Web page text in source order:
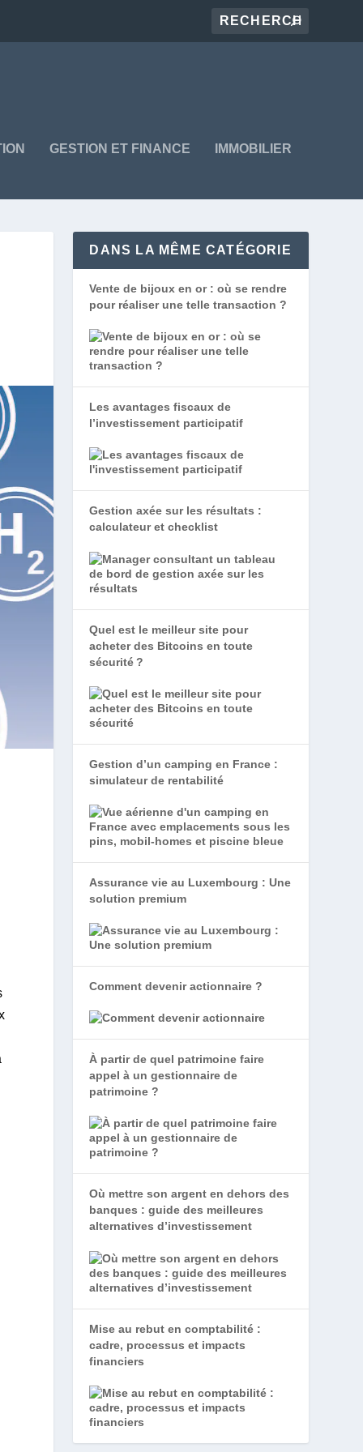
GESTION ET FINANCE IMMOBILIER
DANS LA MÊME CATÉGORIE
Vente de bijoux en or : où se rendre
pour réaliser une telle transaction ?
Les avantages fiscaux de
l’investissement participatif
Gestion axée sur les résultats :
calculateur et checklist
Quel est le meilleur site pour
acheter des Bitcoins en toute
sécurité ?
Gestion d’un camping en France :
simulateur de rentabilité
Assurance vie au Luxembourg : Une
solution premium
Comment devenir actionnaire ?
À partir de quel patrimoine faire
appel à un gestionnaire de
patrimoine ?
Où mettre son argent en dehors des
banques : guide des meilleures
alternatives d’investissement
Mise au rebut en comptabilité :
cadre, processus et impacts
financiers